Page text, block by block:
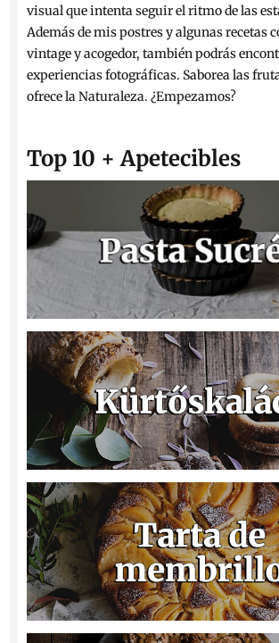
visual que intenta seguir el ritmo de las
Además de mis postres y algunas recetas
vintage y acogedor, también podrás
experiencias fotográficas. Saborea las
ofrece la Naturaleza. ¿Empezamos?
Top 10 + Apetecibles